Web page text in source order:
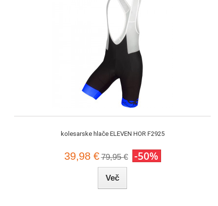
kolesarske hlače ELEVEN HOR F2925
39,98 € 79,95 € -50%
Več